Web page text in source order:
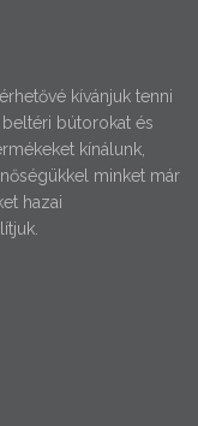
kívánjuk tenni
bútorokat és
kínálunk,
minket már
hazai